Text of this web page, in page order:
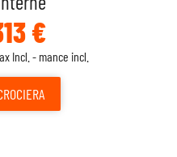
€
Incl. - mance incl.